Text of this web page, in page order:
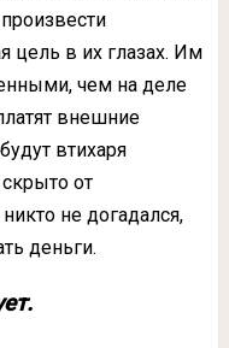
цель в их глазах. Им
чем на деле
внешние
втихаря
от
не догадался,
деньги.